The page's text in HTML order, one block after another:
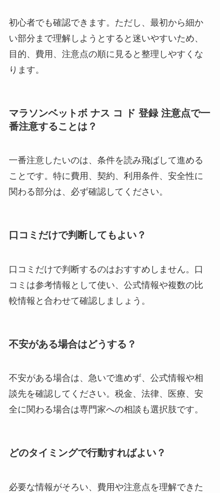
初心者でも確認できます。ただし、最初から細か
い部分まで理解しようとすると迷いやすいため、
目的、費用、注意点の順に見ると整理しやすくな
ります。
マラソンベットボ ナス コ ド 登録 注意点で一
番注意することは？
一番注意したいのは、条件を読み飛ばして進める
ことです。特に費用、契約、利用条件、安全性に
関わる部分は、必ず確認してください。
口コミだけで判断してもよい？
口コミだけで判断するのはおすすめしません。口
コミは参考情報として使い、公式情報や複数の比
較情報と合わせて確認しましょう。
不安がある場合はどうする？
不安がある場合は、急いで進めず、公式情報や相
談先を確認してください。税金、法律、医療、安
全に関わる場合は専門家への相談も選択肢です。
どのタイミングで行動すればよい？
必要な情報がそろい、費用や注意点を理解できた